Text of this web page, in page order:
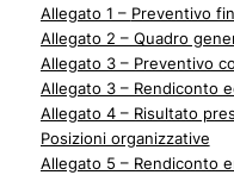
Allegato 1 – Preventivo
Allegato 2 – Quadro
Allegato 3 – Preventivo
Allegato 3 – Rendiconto
Allegato 4 – Risultato
Posizioni organizzative
Allegato 5 – Rendiconto